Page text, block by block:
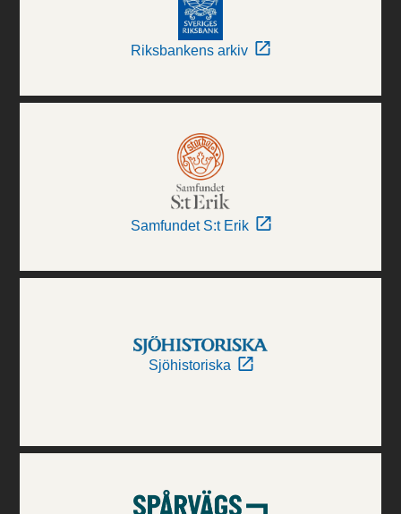
Riksbankens arkiv
Samfundet S:t Erik
Sjöhistoriska